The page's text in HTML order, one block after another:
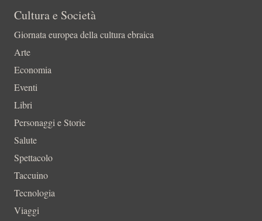
Cultura e Società
Giornata europea della cultura ebraica
Arte
Economia
Eventi
Libri
Personaggi e Storie
Salute
Spettacolo
Taccuino
Tecnologia
Viaggi